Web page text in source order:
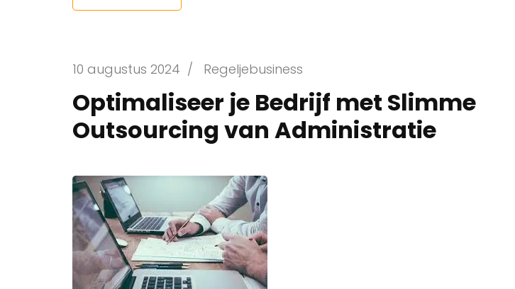
10 augustus 2024 / Regeljebusiness
Optimaliseer je Bedrijf met Slimme
Outsourcing van Administratie